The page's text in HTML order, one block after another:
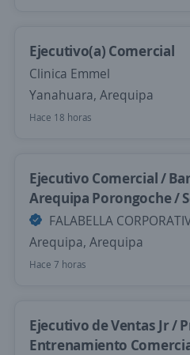
Ejecutivo(a) Comercial
Clinica Emmel
Yanahuara, Arequipa
Hace 18 horas
Ejecutivo Comercial /
Arequipa Porongoche /
FALABELLA
Arequipa, Arequipa
Hace 7 horas
Ejecutivo de Ventas Jr /
Entrenamiento